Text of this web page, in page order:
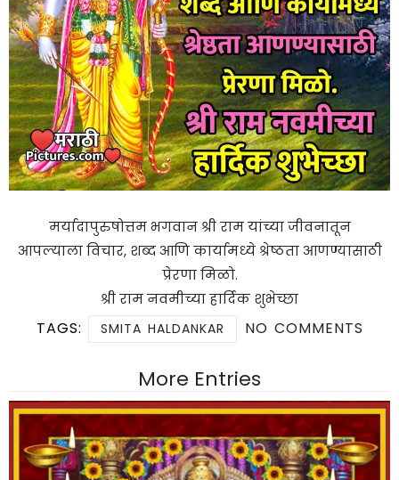
मर्यादापुरुषोत्तम भगवान श्री राम यांच्या जीवनातून
आपल्याला विचार, शब्द आणि कार्यामध्ये श्रेष्ठता आणण्यासाठी
प्रेरणा मिळो.
श्री राम नवमीच्या हार्दिक शुभेच्छा
TAGS: SMITA HALDANKAR NO COMMENTS
More Entries